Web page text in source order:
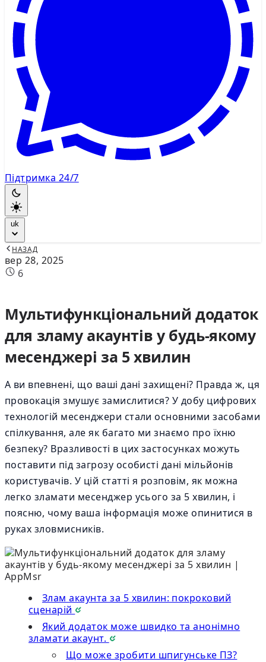
Підтримка 24/7
uk
НАЗАД
вер 28, 2025
6
Мультифункціональний додаток
для зламу акаунтів у будь-якому
месенджері за 5 хвилин
А ви впевнені, що ваші дані захищені? Правда ж, ця
провокація змушує замислитися? У добу цифрових
технологій месенджери стали основними засобами
спілкування, але як багато ми знаємо про їхню
безпеку? Вразливості в цих застосунках можуть
поставити під загрозу особисті дані мільйонів
користувачів. У цій статті я розповім, як можна
легко зламати месенджер усього за 5 хвилин, і
поясню, чому ваша інформація може опинитися в
руках зловмисників.
Злам акаунта за 5 хвилин: покроковий
сценарій
Який додаток може швидко та анонімно
зламати акаунт.
Що може зробити шпигунське ПЗ?